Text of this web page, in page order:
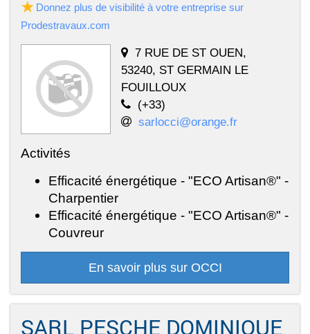
Donnez plus de visibilité à votre entreprise sur
Prodestravaux.com
7 RUE DE ST OUEN,
53240, ST GERMAIN LE
FOUILLOUX
(+33)
sarlocci@orange.fr
Activités
Efficacité énergétique - "ECO Artisan®" -
Charpentier
Efficacité énergétique - "ECO Artisan®" -
Couvreur
En savoir plus sur OCCI
SARL PESCHE DOMINIQUE